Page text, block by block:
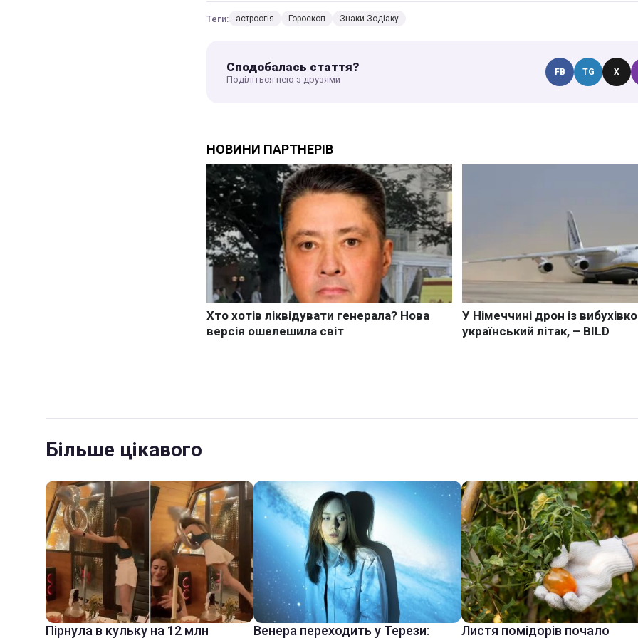
Теги: астроогія Гороскоп Знаки Зодіаку
Сподобалась стаття?
Поділіться нею з друзями
FB TG X
Більше цікавого
Пірнула в кульку на 12 млн Венера переходить у Терези: Листя помідорів почало